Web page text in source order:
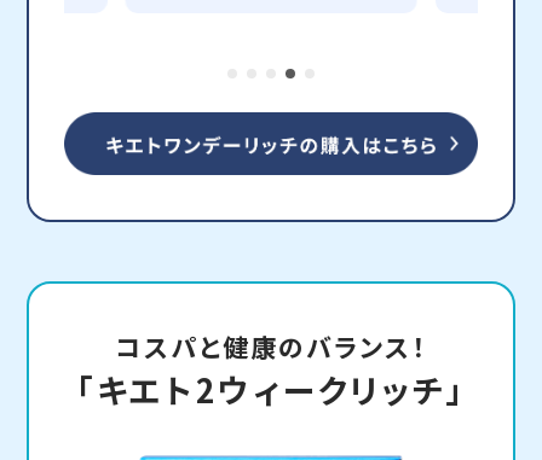
コスパと健康のバランス！
「キエト2ウィークリッチ」